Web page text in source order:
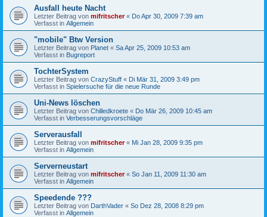
Ausfall heute Nacht
Letzter Beitrag von mifritscher« Do Apr 30, 2009 7:39 am
Verfasst in Allgemein
"mobile" Btw Version
Letzter Beitrag von Planet « Sa Apr 25, 2009 10:53 am
Verfasst in Bugreport
TochterSystem
Letzter Beitrag von CrazyStuff « Di Mär 31, 2009 3:49 pm
Verfasst in Spielersuche für die neue Runde
Uni-News löschen
Letzter Beitrag von Chilledkroete « Do Mär 26, 2009 10:45 am
Verfasst in Verbesserungsvorschläge
Serverausfall
Letzter Beitrag von mifritscher« Mi Jan 28, 2009 9:35 pm
Verfasst in Allgemein
Serverneustart
Letzter Beitrag von mifritscher« So Jan 11, 2009 11:30 am
Verfasst in Allgemein
Speedende ???
Letzter Beitrag von DarthVader « So Dez 28, 2008 8:29 pm
Verfasst in Allgemein